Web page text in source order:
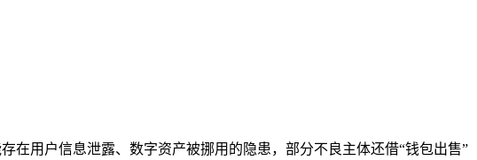
在用户信息泄露、数字资产被挪用的隐患，部分不良主体还借“钱包出售”